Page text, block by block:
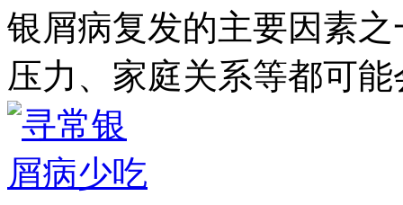
银屑病复发的主要因素
压力、家庭关系等都可